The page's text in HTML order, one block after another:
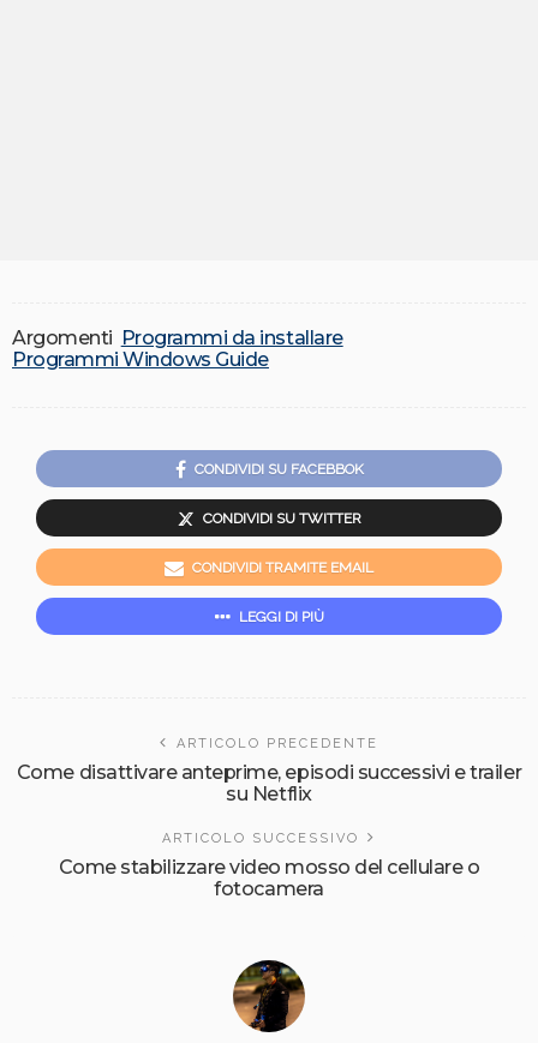
Argomenti Programmi da installare
Programmi Windows Guide
CONDIVIDI SU FACEBBOK
CONDIVIDI SU TWITTER
CONDIVIDI TRAMITE EMAIL
LEGGI DI PIÙ
ARTICOLO PRECEDENTE
Come disattivare anteprime, episodi successivi e trailer
su Netflix
ARTICOLO SUCCESSIVO
Come stabilizzare video mosso del cellulare o
fotocamera